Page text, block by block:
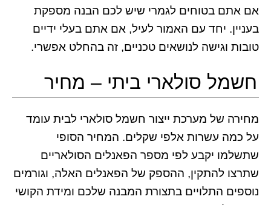
אם אתם בטוחים לגמרי שיש לכם הבנה מספקת
בעניין. יחד עם האמור לעיל, אם אתם בעלי ידיים
טובות וגישה לנושאים טכניים, זה בהחלט אפשרי.
חשמל סולארי ביתי – מחיר
מחירה של מערכת ייצור חשמל סולארי לבית עומד
על כמה עשרות אלפי שקלים. המחיר הסופי
שתשלמו יקבע לפי מספר הפאנלים הסולאריים
שתרצו להתקין, ההספק של הפאנלים האלה, וגורמים
נוספים התלויים בתצורת המבנה שלכם ומידת הקושי